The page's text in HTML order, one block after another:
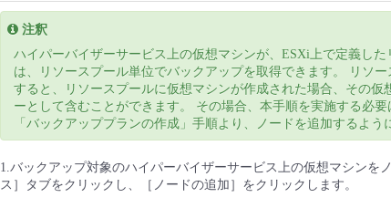
注釈
ハイパーバイザーサービス上の仮想マシンが、ESXi上で定義し
は、リソースプール単位でバックアップを取得できます。 リソ
すると、リソースプールに仮想マシンが作成された場合、その仮
ーとして含むことができます。 その場合、本手順を実施する必
「バックアッププランの作成」手順より、ノードを追加するよう
1.バックアップ対象のハイパーバイザーサービス上の仮想マシンを
ス］タブをクリックし、［ノードの追加］をクリックします。